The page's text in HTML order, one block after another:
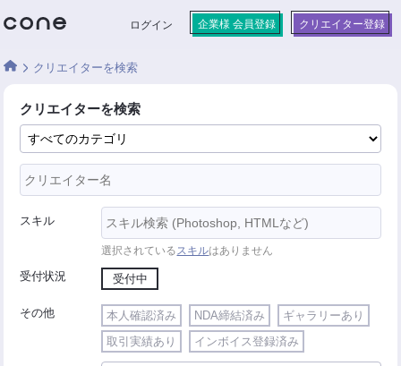
ログイン 企業様 会員登録 クリエイター登録
クリエイターを検索
クリエイターを検索
スキル
選択されているスキルはありません
受付状況 受付中
その他 本人確認済み NDA締結済み
ギャラリーあり
取引実績あり
インボイス登録済み